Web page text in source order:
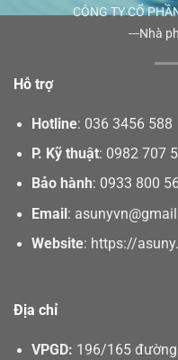
CÔNG TY CỔ
---Nhà
Hỗ trợ
Hotline: 036 3456 588
P. Kỹ thuật: 0982 707
Bảo hành: 0933 800
Email :
Website: https://
Địa chỉ
VPGD: 196/165 đường